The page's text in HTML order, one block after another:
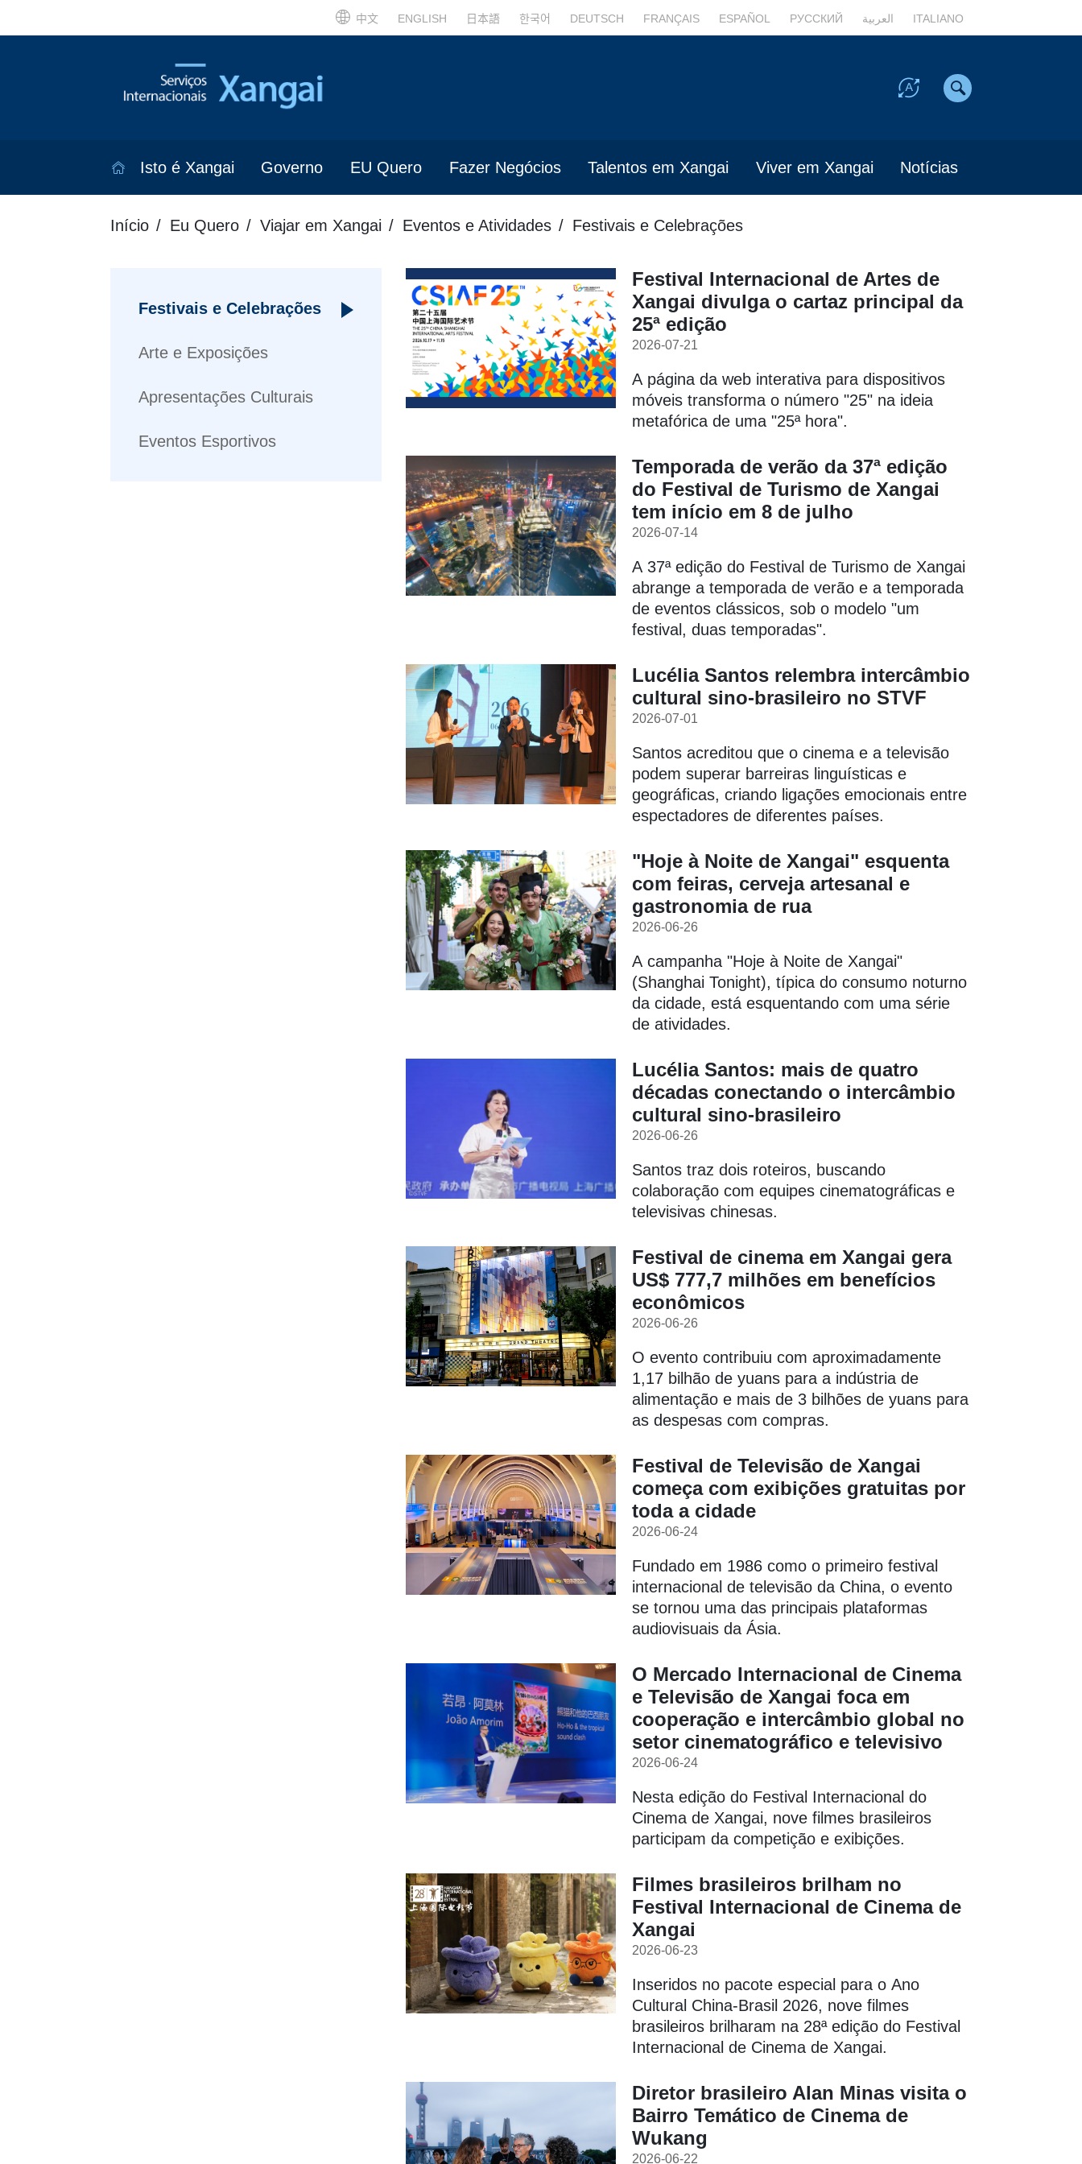
中文 ENGLISH 日本語 한국어 DEUTSCH FRANÇAIS ESPAÑOL РУССКИЙ العربية ITALIANO
Isto é Xangai Governo EU Quero Fazer Negócios Talentos em Xangai Viver em Xangai Notícias
Início Eu Quero Viajar em Xangai Eventos e Atividades Festivais e Celebrações
Festivais e Celebrações
Arte e Exposições
Apresentações Culturais
Eventos Esportivos
Festival Internacional de Artes de
Xangai divulga o cartaz principal da
25ª edição
2026-07-21
A página da web interativa para dispositivos
móveis transforma o número "25" na ideia
metafórica de uma "25ª hora".
Temporada de verão da 37ª edição
do Festival de Turismo de Xangai
tem início em 8 de julho
2026-07-14
A 37ª edição do Festival de Turismo de Xangai
abrange a temporada de verão e a temporada
de eventos clássicos, sob o modelo "um
festival, duas temporadas".
Lucélia Santos relembra intercâmbio
cultural sino-brasileiro no STVF
2026-07-01
Santos acreditou que o cinema e a televisão
podem superar barreiras linguísticas e
geográficas, criando ligações emocionais entre
espectadores de diferentes países.
"Hoje à Noite de Xangai" esquenta
com feiras, cerveja artesanal e
gastronomia de rua
2026-06-26
A campanha "Hoje à Noite de Xangai"
(Shanghai Tonight), típica do consumo noturno
da cidade, está esquentando com uma série
de atividades.
Lucélia Santos: mais de quatro
décadas conectando o intercâmbio
cultural sino-brasileiro
2026-06-26
Santos traz dois roteiros, buscando
colaboração com equipes cinematográficas e
televisivas chinesas.
Festival de cinema em Xangai gera
US$ 777,7 milhões em benefícios
econômicos
2026-06-26
O evento contribuiu com aproximadamente
1,17 bilhão de yuans para a indústria de
alimentação e mais de 3 bilhões de yuans para
as despesas com compras.
Festival de Televisão de Xangai
começa com exibições gratuitas por
toda a cidade
2026-06-24
Fundado em 1986 como o primeiro festival
internacional de televisão da China, o evento
se tornou uma das principais plataformas
audiovisuais da Ásia.
O Mercado Internacional de Cinema
e Televisão de Xangai foca em
cooperação e intercâmbio global no
setor cinematográfico e televisivo
2026-06-24
Nesta edição do Festival Internacional do
Cinema de Xangai, nove filmes brasileiros
participam da competição e exibições.
Filmes brasileiros brilham no
Festival Internacional de Cinema de
Xangai
2026-06-23
Inseridos no pacote especial para o Ano
Cultural China-Brasil 2026, nove filmes
brasileiros brilharam na 28ª edição do Festival
Internacional de Cinema de Xangai.
Diretor brasileiro Alan Minas visita o
Bairro Temático de Cinema de
Wukang
2026-06-22